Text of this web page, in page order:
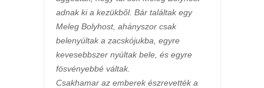
adnak ki a kezükből. Bár találtak egy
Meleg Bolyhost, ahányszor csak
belenyúltak a zacskójukba, egyre
kevesebbszer nyúltak bele, és egyre
fösvényebbé váltak.
Csakhamar az emberek észrevették a